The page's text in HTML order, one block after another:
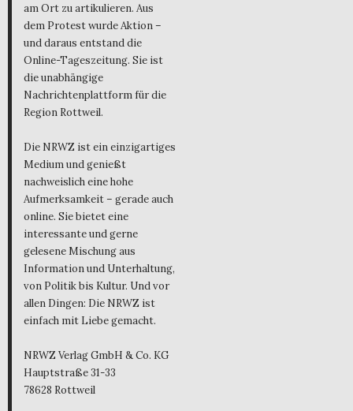
am Ort zu artikulieren. Aus
dem Protest wurde Aktion –
und daraus entstand die
Online-Tageszeitung. Sie ist
die unabhängige
Nachrichtenplattform für die
Region Rottweil.
Die NRWZ ist ein einzigartiges
Medium und genießt
nachweislich eine hohe
Aufmerksamkeit – gerade auch
online. Sie bietet eine
interessante und gerne
gelesene Mischung aus
Information und Unterhaltung,
von Politik bis Kultur. Und vor
allen Dingen: Die NRWZ ist
einfach mit Liebe gemacht.
NRWZ Verlag GmbH & Co. KG
Hauptstraße 31-33
78628 Rottweil